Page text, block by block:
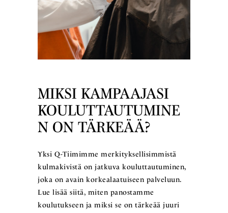
MIKSI KAMPAAJASI
KOULUTTAUTUMINE
N ON TÄRKEÄÄ?
Yksi Q-Tiimimme merkityksellisimmistä
kulmakivistä on jatkuva kouluttautuminen,
joka on avain korkealaatuiseen palveluun.
Lue lisää siitä, miten panostamme
koulutukseen ja miksi se on tärkeää juuri